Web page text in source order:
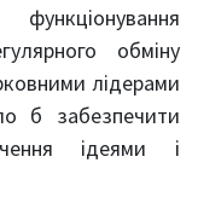
обміну
лідерами
б забезпечити
ідеями і